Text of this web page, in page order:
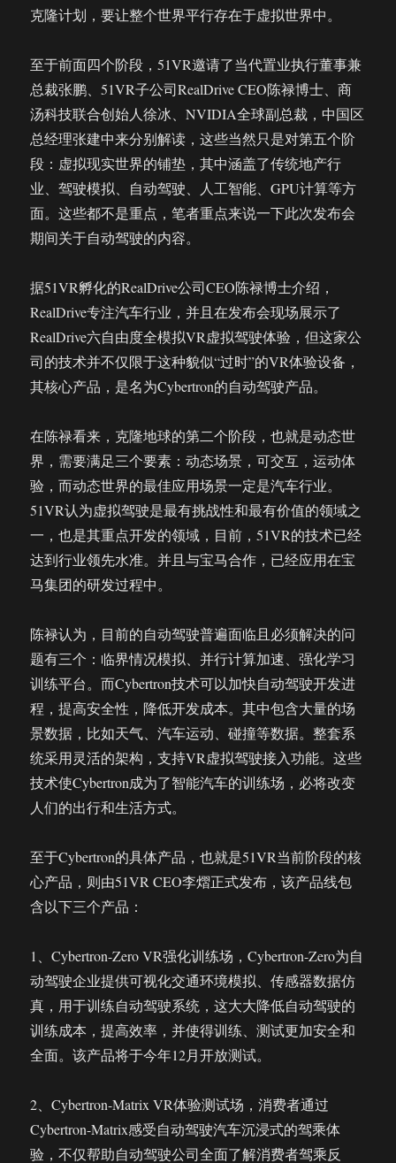
克隆计划，要让整个世界平行存在于虚拟世界中。
至于前面四个阶段，51VR邀请了当代置业执行董事兼
总裁张鹏、51VR子公司RealDrive CEO陈禄博士、商
汤科技联合创始人徐冰、NVIDIA全球副总裁，中国区
总经理张建中来分别解读，这些当然只是对第五个阶
段：虚拟现实世界的铺垫，其中涵盖了传统地产行
业、驾驶模拟、自动驾驶、人工智能、GPU计算等方
面。这些都不是重点，笔者重点来说一下此次发布会
期间关于自动驾驶的内容。
据51VR孵化的RealDrive公司CEO陈禄博士介绍，
RealDrive专注汽车行业，并且在发布会现场展示了
RealDrive六自由度全模拟VR虚拟驾驶体验，但这家公
司的技术并不仅限于这种貌似“过时”的VR体验设备，
其核心产品，是名为Cybertron的自动驾驶产品。
在陈禄看来，克隆地球的第二个阶段，也就是动态世
界，需要满足三个要素：动态场景，可交互，运动体
验，而动态世界的最佳应用场景一定是汽车行业。
51VR认为虚拟驾驶是最有挑战性和最有价值的领域之
一，也是其重点开发的领域，目前，51VR的技术已经
达到行业领先水准。并且与宝马合作，已经应用在宝
马集团的研发过程中。
陈禄认为，目前的自动驾驶普遍面临且必须解决的问
题有三个：临界情况模拟、并行计算加速、强化学习
训练平台。而Cybertron技术可以加快自动驾驶开发进
程，提高安全性，降低开发成本。其中包含大量的场
景数据，比如天气、汽车运动、碰撞等数据。整套系
统采用灵活的架构，支持VR虚拟驾驶接入功能。这些
技术使Cybertron成为了智能汽车的训练场，必将改变
人们的出行和生活方式。
至于Cybertron的具体产品，也就是51VR当前阶段的核
心产品，则由51VR CEO李熠正式发布，该产品线包
含以下三个产品：
1、Cybertron-Zero VR强化训练场，Cybertron-Zero为自
动驾驶企业提供可视化交通环境模拟、传感器数据仿
真，用于训练自动驾驶系统，这大大降低自动驾驶的
训练成本，提高效率，并使得训练、测试更加安全和
全面。该产品将于今年12月开放测试。
2、Cybertron-Matrix VR体验测试场，消费者通过
Cybertron-Matrix感受自动驾驶汽车沉浸式的驾乘体
验，不仅帮助自动驾驶公司全面了解消费者驾乘反